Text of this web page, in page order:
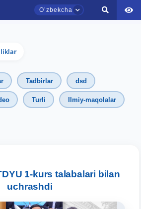
Oʼzbekcha
Tadbirlar dsd
Turli Ilmiy-maqolalar
1-kurs talabalari bilan
uchrashdi
chati